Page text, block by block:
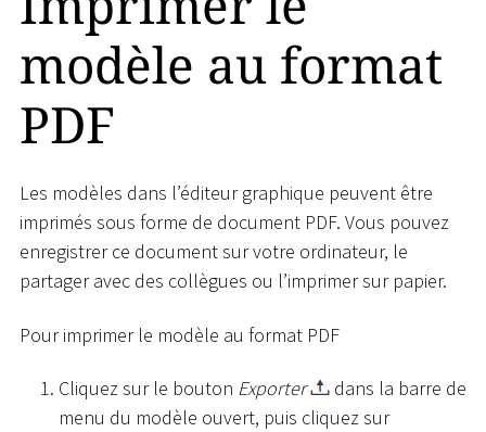
modèle au format
PDF
Les modèles dans l’éditeur graphique peuvent être
imprimés sous forme de document PDF. Vous pouvez
enregistrer ce document sur votre ordinateur, le
partager avec des collègues ou l’imprimer sur papier.
Pour imprimer le modèle au format PDF
Cliquez sur le bouton Exporter
dans la barre de
menu du modèle ouvert, puis cliquez sur